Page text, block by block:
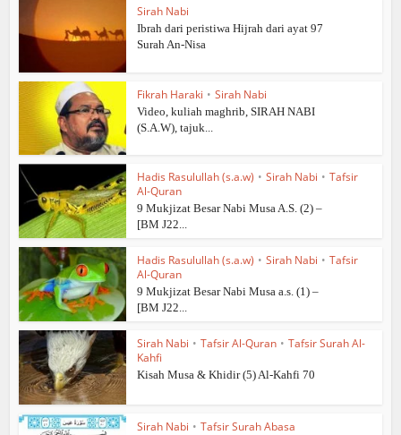
Sirah Nabi
Ibrah dari peristiwa Hijrah dari ayat 97
Surah An-Nisa
Fikrah Haraki • Sirah Nabi
Video, kuliah maghrib, SIRAH NABI
(S.A.W), tajuk...
Hadis Rasulullah (s.a.w) • Sirah Nabi • Tafsir
Al-Quran
9 Mukjizat Besar Nabi Musa A.S. (2) –
[BM J22...
Hadis Rasulullah (s.a.w) • Sirah Nabi • Tafsir
Al-Quran
9 Mukjizat Besar Nabi Musa a.s. (1) –
[BM J22...
Sirah Nabi • Tafsir Al-Quran • Tafsir Surah Al-
Kahfi
Kisah Musa & Khidir (5) Al-Kahfi 70
Sirah Nabi • Tafsir Surah Abasa